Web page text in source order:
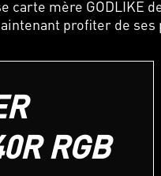
carte mère GODLIKE
profiter de
RGB